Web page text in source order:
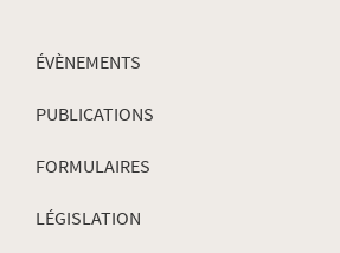
ÉVÈNEMENTS
PUBLICATIONS
FORMULAIRES
LÉGISLATION